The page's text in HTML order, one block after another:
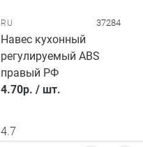
RU 37284
Навес кухонный
регулируемый ABS
правый РФ
4.70р. / шт.
4.7